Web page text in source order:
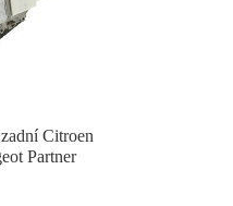
Citroen
Partner